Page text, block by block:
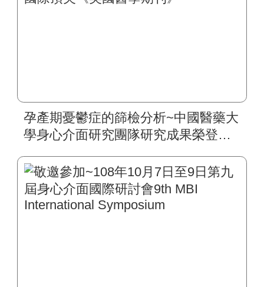
孕產期憂鬱症的篩檢分析~中國醫藥大
學身心介面研究團隊研究成果榮登國